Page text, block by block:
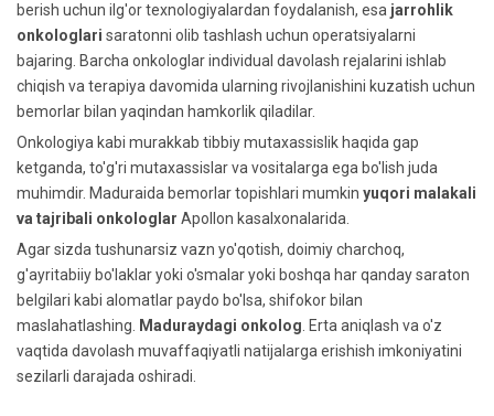
berish uchun ilg'or texnologiyalardan foydalanish, esa jarrohlik
onkologlari saratonni olib tashlash uchun operatsiyalarni
bajaring. Barcha onkologlar individual davolash rejalarini ishlab
chiqish va terapiya davomida ularning rivojlanishini kuzatish uchun
bemorlar bilan yaqindan hamkorlik qiladilar.
Onkologiya kabi murakkab tibbiy mutaxassislik haqida gap
ketganda, to'g'ri mutaxassislar va vositalarga ega bo'lish juda
muhimdir. Maduraida bemorlar topishlari mumkin yuqori malakali
va tajribali onkologlar Apollon kasalxonalarida.
Agar sizda tushunarsiz vazn yo'qotish, doimiy charchoq,
g'ayritabiiy bo'laklar yoki o'smalar yoki boshqa har qanday saraton
belgilari kabi alomatlar paydo bo'lsa, shifokor bilan
maslahatlashing.
Maduraydagi onkolog . Erta aniqlash va o'z
vaqtida davolash muvaffaqiyatli natijalarga erishish imkoniyatini
sezilarli darajada oshiradi.